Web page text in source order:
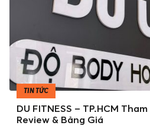
TIN TỨC
DU FITNESS – TP.HCM
Review & Bảng Giá